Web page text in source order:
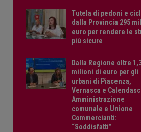
Tutela di pedoni e
dalla Provincia 295
euro per rendere le
più sicure
Dalla Regione oltre
milioni di euro per gli
urbani di Piacenza,
Vernasca e
Amministrazione
comunale e Unione
Commercianti:
“Soddisfatti”